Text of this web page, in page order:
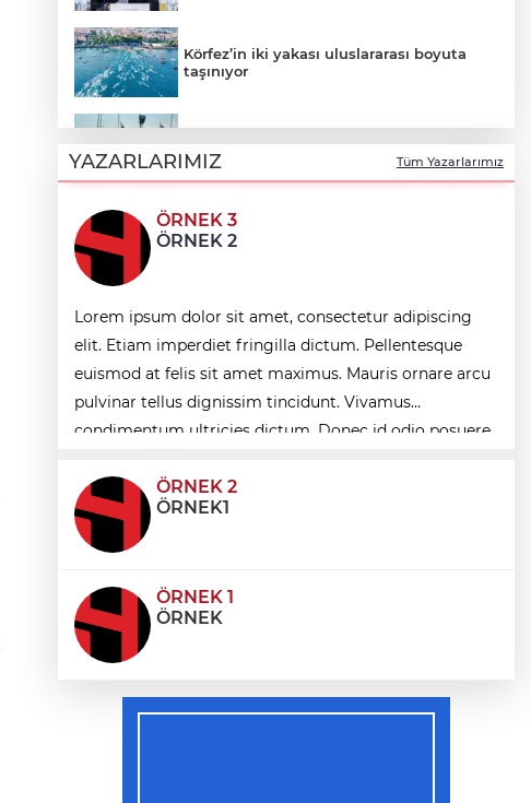
Körfez’in iki yakası uluslararası boyuta
taşınıyor
kurtarıldı
Aydınlı milli atlet Koray Uygun, U20
Dünya Şampiyonası’nda yarı finalde
Nautique Yachting şampiyonluğu elde
Bursa’da 700 yıllık ruh marşlarla
yaşatılıyor
YAZARLARIMIZ Tüm Yazarlarımız
ÖRNEK 3
ÖRNEK 2
Lorem ipsum dolor sit amet, consectetur adipiscing
elit. Etiam imperdiet fringilla dictum. Pellentesque
euismod at felis sit amet maximus. Mauris ornare arcu
pulvinar tellus dignissim tincidunt. Vivamus
condimentum ultricies dictum. Donec id odio posuere,
ÖRNEK 2
ÖRNEK1
ÖRNEK 1
ÖRNEK